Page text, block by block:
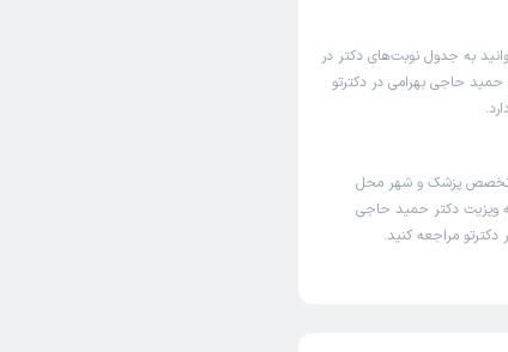
به جدول نوبت‌های دکتر در
حاجی بهرامی در دکترتو
تخصص پزشک و شهر محل
ویزیت دکتر حمید حاجی
مراجعه کنید.